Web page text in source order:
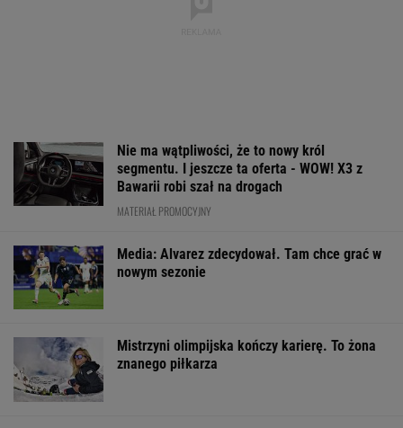
Nie ma wątpliwości, że to nowy król
segmentu. I jeszcze ta oferta - WOW! X3 z
Bawarii robi szał na drogach
MATERIAŁ PROMOCYJNY
Media: Alvarez zdecydował. Tam chce grać w
nowym sezonie
Mistrzyni olimpijska kończy karierę. To żona
znanego piłkarza